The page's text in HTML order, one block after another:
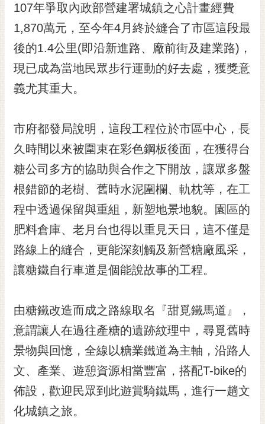
網
站
導
覽
訂
閱
訂
閱
電
子
報
市
民
信
箱
English
本
語
隱
私
權
及
安
全
107年爭取內政部營建署城鎮之心計畫經費
1,870萬元，至今年4月終於縫合了市區這段最
後的1.4公里(即沿新進路、廠前街及建業路)，
現已成為當地民眾步行運動的好去處，獲獎意
義尤其重大。
市府都發局說明，這段工程位於市區中心，長
久時間以來被圍束在彩色鋼板後面，在獲得台
糖公司多方的協助與合作之下開放，讓眾多盤
根錯節的老樹、舊時水泥圍欄、軌枕等，在工
程中透過保留與重組，新塑地景地貌。園區的
肥料倉庫、老月台也得以重見天日，這不僅是
路線上的縫合，更能深刻觸及新營糖廠風采，
讓糖鐵自行車道是個能說故事的工程。
由糖鐵改造而成之路線取名『甜覓鐵馬道』，
意謂讓人在過往產糖的遺跡紋理中，尋覓舊時
景物與回憶，全線以糖業鐵道為主軸，沿路人
文、產業、遊憩資源相當豐富，搭配T-bike的
佈設，歡迎民眾到此遊賞騎鐵馬，進行一趟文
化城鎮之旅。